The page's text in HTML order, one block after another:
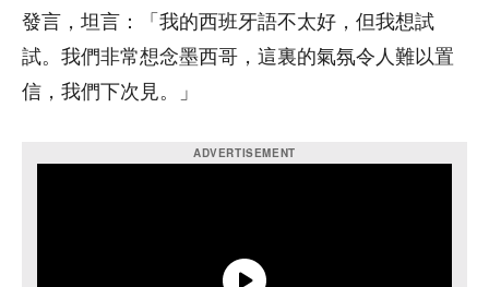
發言，坦言：「我的西班牙語不太好，但我想試
試。我們非常想念墨西哥，這裏的氣氛令人難以置
信，我們下次見。」